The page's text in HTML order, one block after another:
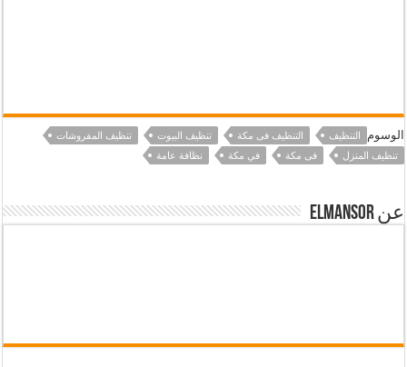
الوسوم التنظيف التنظيف فى مكة تنظيف البيوت
تنظيف المفروشات
تنظيف المنزل
فى مكة في مكة نظافة عامة
عن elmansor